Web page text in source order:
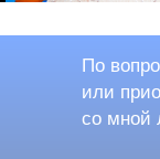
По
или
со мной